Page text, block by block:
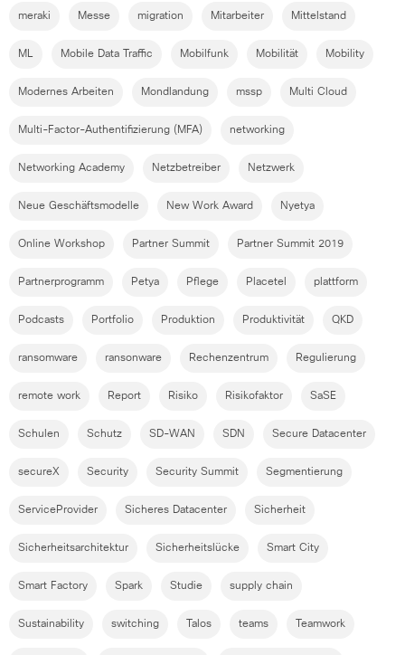
meraki Messe migration Mitarbeiter Mittelstand
ML Mobile Data Traffic Mobilfunk Mobilität Mobility
Modernes Arbeiten Mondlandung mssp Multi Cloud
Multi-Factor-Authentifizierung (MFA) networking
Networking Academy Netzbetreiber Netzwerk
Neue Geschäftsmodelle New Work Award Nyetya
Online Workshop Partner Summit Partner Summit 2019
Partnerprogramm Petya Pflege Placetel plattform
Podcasts Portfolio Produktion Produktivität QKD
ransomware ransonware Rechenzentrum Regulierung
remote work Report Risiko Risikofaktor SaSE
Schulen Schutz SD-WAN SDN Secure Datacenter
secureX Security Security Summit Segmentierung
ServiceProvider Sicheres Datacenter Sicherheit
Sicherheitsarchitektur Sicherheitslücke Smart City
Smart Factory Spark Studie supply chain
Sustainability switching Talos teams Teamwork